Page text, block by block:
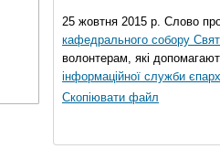
25 жовтня 2015 р. Слово
кафедрального собору
волонтерам, які
інформаційної служби
Скопіювати файл